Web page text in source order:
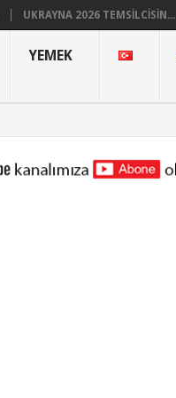
UKRAYNA 2026 TEMSILCISIN...
YEMEK